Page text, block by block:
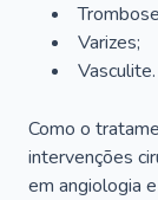
Varizes;
Vasculite.
Como o
intervenções
em angiologia